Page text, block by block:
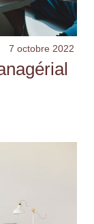
7 octobre 2022